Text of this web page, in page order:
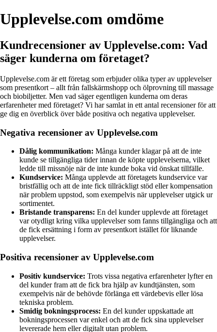
Upplevelse.com omdöme
Kundrecensioner av Upplevelse.com: Vad
säger kunderna om företaget?
Upplevelse.com är ett företag som erbjuder olika typer av upplevelser
som presentkort – allt från fallskärmshopp och ölprovning till massage
och biobiljetter. Men vad säger egentligen kunderna om deras
erfarenheter med företaget? Vi har samlat in ett antal recensioner för att
ge dig en överblick över både positiva och negativa upplevelser.
Negativa recensioner av Upplevelse.com
Dålig kommunikation: Många kunder klagar på att de inte
kunde se tillgängliga tider innan de köpte upplevelserna, vilket
ledde till missnöje när de inte kunde boka vid önskat tillfälle.
Kundservice: Många upplevde att företagets kundservice var
bristfällig och att de inte fick tillräckligt stöd eller kompensation
när problem uppstod, som exempelvis när upplevelser utgick ur
sortimentet.
Bristande transparens: En del kunder upplevde att företaget
var otydligt kring vilka upplevelser som fanns tillgängliga och att
de fick ersättning i form av presentkort istället för liknande
upplevelser.
Positiva recensioner av Upplevelse.com
Positiv kundservice: Trots vissa negativa erfarenheter lyfter en
del kunder fram att de fick bra hjälp av kundtjänsten, som
exempelvis när de behövde förlänga ett värdebevis eller lösa
tekniska problem.
Smidig bokningsprocess: En del kunder uppskattade att
bokningsprocessen var enkel och att de fick sina upplevelser
levererade hem eller digitalt utan problem.